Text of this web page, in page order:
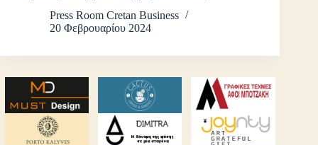
Press Room Cretan Business
20 Φεβρουαρίου 2024